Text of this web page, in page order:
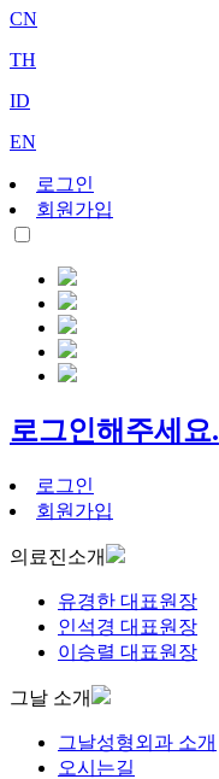
CN
TH
ID
EN
로그인
회원가입
로그인해주세요.
로그인
회원가입
의료진소개
유경한 대표원장
인석경 대표원장
이승렬 대표원장
그날 소개
그날성형외과 소개
오시는길